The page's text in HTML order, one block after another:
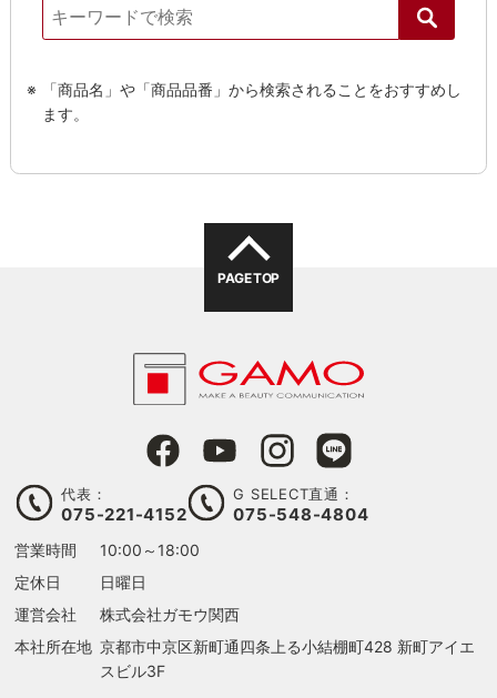
「商品名」や「商品品番」から検索されることをおすすめし
ます。
PAGE TOP
代表：
075-221-4152
G SELECT直通：
075-548-4804
営業時間
10:00～18:00
定休日
日曜日
運営会社
株式会社ガモウ関西
本社所在地 京都市中京区新町通四条上る小結棚町428 新町アイエ
スビル3F